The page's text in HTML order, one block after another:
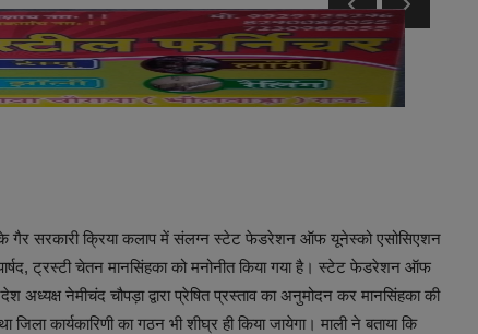
के गैर सरकारी क्रिया कलाप में संलग्न स्टेट फेडरेशन ऑफ यूनेस्को एसोसिएशन
ट्रस्टी चेतन मानसिंहका को मनोनीत किया गया है। स्टेट फेडरेशन ऑफ
नेमीचंद चौपड़ा द्वारा प्रेषित प्रस्ताव का अनुमोदन कर मानसिंहका की
कार्यकारिणी का गठन भी शीघ्र ही किया जायेगा। माली ने बताया कि